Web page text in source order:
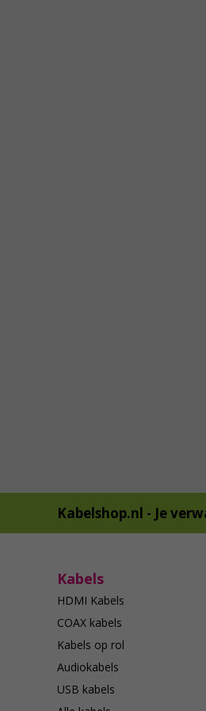
Kabelshop.nl - Je
Kabels
HDMI Kabels
COAX kabels
Kabels op rol
Audiokabels
USB kabels